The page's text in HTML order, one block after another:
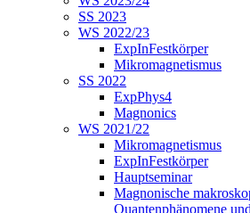
SS 2023
WS 2022/23
ExpInFestkörper
Mikromagnetismus
SS 2022
ExpPhys4
Magnonics
WS 2021/22
Mikromagnetismus
ExpInFestkörper
Hauptseminar
Magnonische
Quantenphänomene